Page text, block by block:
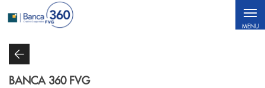
Salta al contenuto principale
MENU
BANCA 360 FVG